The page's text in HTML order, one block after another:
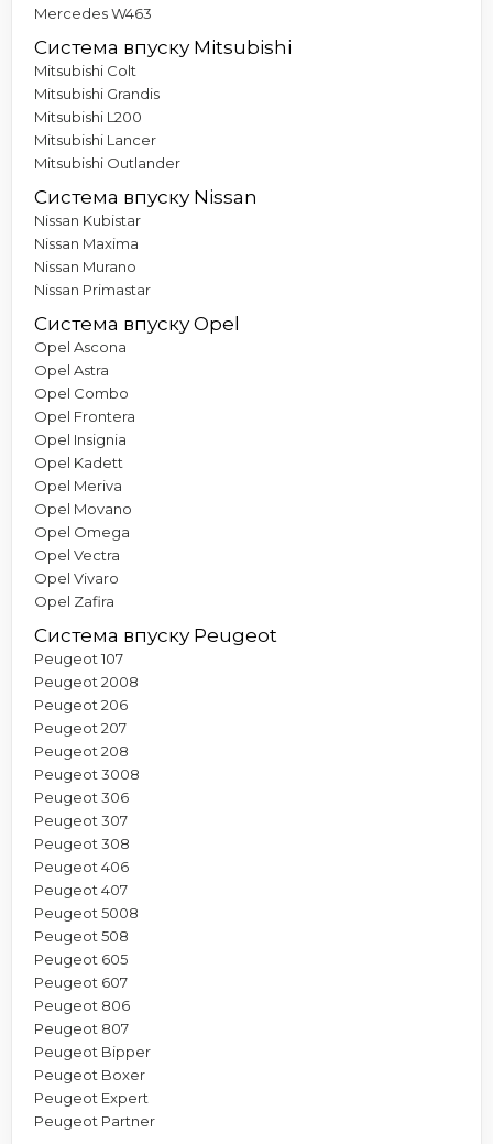
Mercedes W463
Система впуску Mitsubishi
Mitsubishi Colt
Mitsubishi Grandis
Mitsubishi L200
Mitsubishi Lancer
Mitsubishi Outlander
Система впуску Nissan
Nissan Kubistar
Nissan Maxima
Nissan Murano
Nissan Primastar
Система впуску Opel
Opel Ascona
Opel Astra
Opel Combo
Opel Frontera
Opel Insignia
Opel Kadett
Opel Meriva
Opel Movano
Opel Omega
Opel Vectra
Opel Vivaro
Opel Zafira
Система впуску Peugeot
Peugeot 107
Peugeot 2008
Peugeot 206
Peugeot 207
Peugeot 208
Peugeot 3008
Peugeot 306
Peugeot 307
Peugeot 308
Peugeot 406
Peugeot 407
Peugeot 5008
Peugeot 508
Peugeot 605
Peugeot 607
Peugeot 806
Peugeot 807
Peugeot Bipper
Peugeot Boxer
Peugeot Expert
Peugeot Partner